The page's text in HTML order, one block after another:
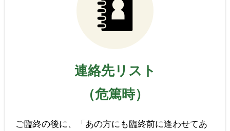
連絡先リスト
（危篤時）
ご臨終の後に、「あの方にも臨終前に逢わせてあ